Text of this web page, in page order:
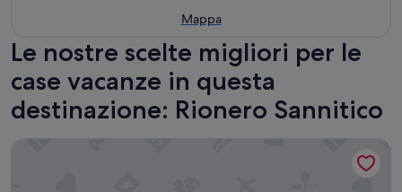
Mappa
Le nostre scelte migliori per le
case vacanze in questa
destinazione: Rionero Sannitico
Tana dell'orso 10 - Due Camere da Letto Casa, Ospiti